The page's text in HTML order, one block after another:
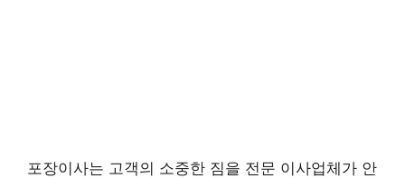
포장이사는 고객의 소중한 짐을 전문 이사업체가 안